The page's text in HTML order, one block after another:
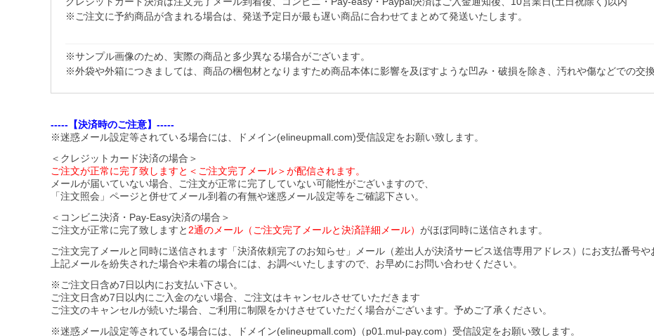
※ご注文に予約商品が含まれる場合は、発送予定日が最も遅い商品に合わせてまとめて発送いたします。
※サンプル画像のため、実際の商品と多少異なる場合がございます。
※外袋や外箱につきましては、商品の梱包材となりますため商品本体に影響を及ぼすような凹み・破損を除き、汚れや傷などでの交換
-----【決済時のご注意】-----
※迷惑メール設定等されている場合には、ドメイン(elineupmall.com)受信設定をお願い致します。
＜クレジットカード決済の場合＞
ご注文が正常に完了致しますと＜ご注文完了メール＞が配信されます。
メールが届いていない場合、ご注文が正常に完了していない可能性がございますので、
「注文照会」ページと併せてメール到着の有無や迷惑メール設定等をご確認下さい。
＜コンビニ決済・Pay-Easy決済の場合＞
ご注文が正常に完了致しますと2通のメール（ご注文完了メールと決済詳細メール） がほぼ同時に送信されます。
ご注文完了メールと同時に送信されます「決済依頼完了のお知らせ」メール（差出人が決済サービス送信専用アドレス）にお支払番号や
上記メールを紛失された場合や未着の場合には、お調べいたしますので、お早めにお問い合わせください。
※ご注文日含め7日以内にお支払い下さい。
ご注文日含め7日以内にご入金のない場合、ご注文はキャンセルさせていただきます
ご注文のキャンセルが続いた場合、ご利用に制限をかけさせていただく場合がございます。予めご了承ください。
※迷惑メール設定等されている場合には、ドメイン(elineupmall.com)（p01.mul-pay.com）受信設定をお願い致します。